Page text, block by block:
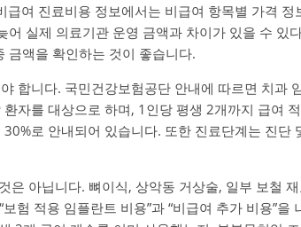
여 진료비용 정보에서는 비급여 항목별 가격 정
어 실제 의료기관 운영 금액과 차이가 있을 수 있
금액을 확인하는 것이 좋습니다.
합니다. 국민건강보험공단 안내에 따르면 치과
자를 대상으로 하며, 1인당 평생 2개까지 급여
로 안내되어 있습니다. 또한 진료단계는 진단
은 아닙니다. 뼈이식, 상악동 거상술, 일부 보철
험 적용 임플란트 비용”과 “비급여 추가 비용”을